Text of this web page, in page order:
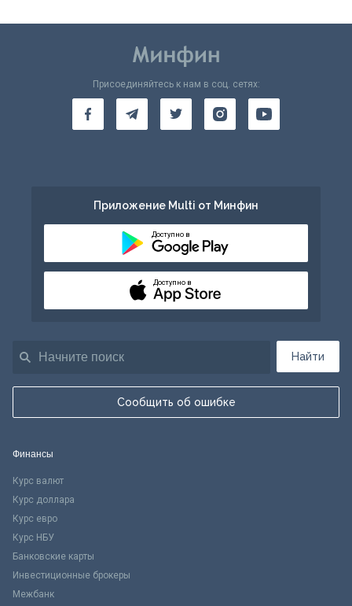
Найти
Сообщить об ошибке
Присоединяйтесь к нам в соц. сетях:
Приложение Multi от Минфин
Доступно в
Доступно в
Финансы
Курс валют
Курс доллара
Курс евро
Курс НБУ
Банковские карты
Инвестиционные брокеры
Межбанк